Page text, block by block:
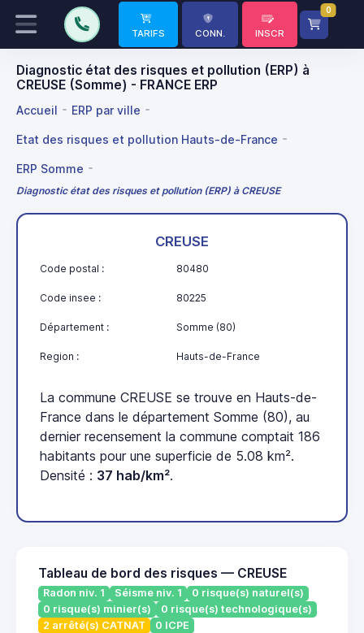
TARIFS CONN. INSCR
0
Diagnostic état des risques et pollution (ERP) à
CREUSE (Somme) - FRANCE ERP
Accueil ERP par ville
Etat des risques et pollution Hauts-de-France
ERP Somme
Diagnostic état des risques et pollution (ERP) à CREUSE
CREUSE
Code postal : 80480
Code insee : 80225
Département : Somme (80)
Region : Hauts-de-France
La commune CREUSE se trouve en Hauts-de-
France dans le département Somme (80), au
dernier recensement la commune comptait 186
habitants pour une superficie de 5.08 km².
Densité : 37 hab/km².
Tableau de bord des risques — CREUSE
Radon niv. 1 Séisme niv. 1
0 risque(s) naturel(s)
0 risque(s) minier(s)
0 risque(s) technologique(s)
2 arrêté(s) CATNAT
0 ICPE